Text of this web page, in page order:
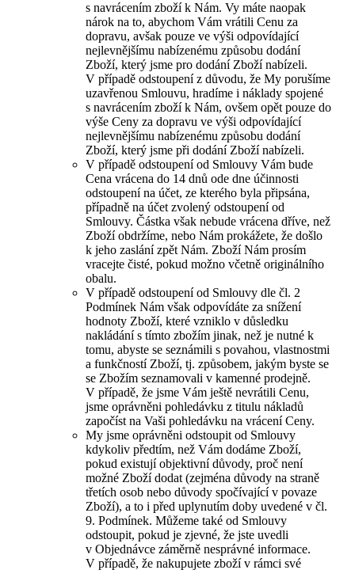
s navrácením zboží k Nám. Vy máte naopak
nárok na to, abychom Vám vrátili Cenu za
dopravu, avšak pouze ve výši odpovídající
nejlevnějšímu nabízenému způsobu dodání
Zboží, který jsme pro dodání Zboží nabízeli.
V případě odstoupení z důvodu, že My porušíme
uzavřenou Smlouvu, hradíme i náklady spojené
s navrácením zboží k Nám, ovšem opět pouze do
výše Ceny za dopravu ve výši odpovídající
nejlevnějšímu nabízenému způsobu dodání
Zboží, který jsme při dodání Zboží nabízeli.
V případě odstoupení od Smlouvy Vám bude
Cena vrácena do 14 dnů ode dne účinnosti
odstoupení na účet, ze kterého byla připsána,
případně na účet zvolený odstoupení od
Smlouvy. Částka však nebude vrácena dříve, než
Zboží obdržíme, nebo Nám prokážete, že došlo
k jeho zaslání zpět Nám. Zboží Nám prosím
vracejte čisté, pokud možno včetně originálního
obalu.
V případě odstoupení od Smlouvy dle čl. 2
Podmínek Nám však odpovídáte za snížení
hodnoty Zboží, které vzniklo v důsledku
nakládání s tímto zbožím jinak, než je nutné k
tomu, abyste se seznámili s povahou, vlastnostmi
a funkčností Zboží, tj. způsobem, jakým byste se
se Zbožím seznamovali v kamenné prodejně.
V případě, že jsme Vám ještě nevrátili Cenu,
jsme oprávněni pohledávku z titulu nákladů
započíst na Vaši pohledávku na vrácení Ceny.
My jsme oprávněni odstoupit od Smlouvy
kdykoliv předtím, než Vám dodáme Zboží,
pokud existují objektivní důvody, proč není
možné Zboží dodat (zejména důvody na straně
třetích osob nebo důvody spočívající v povaze
Zboží), a to i před uplynutím doby uvedené v čl.
9. Podmínek. Můžeme také od Smlouvy
odstoupit, pokud je zjevné, že jste uvedli
v Objednávce záměrně nesprávné informace.
V případě, že nakupujete zboží v rámci své